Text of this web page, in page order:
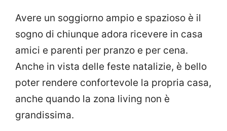
Avere un soggiorno ampio e spazioso è il
sogno di chiunque adora ricevere in casa
amici e parenti per pranzo e per cena.
Anche in vista delle feste natalizie, è bello
poter rendere confortevole la propria casa,
anche quando la zona living non è
grandissima.